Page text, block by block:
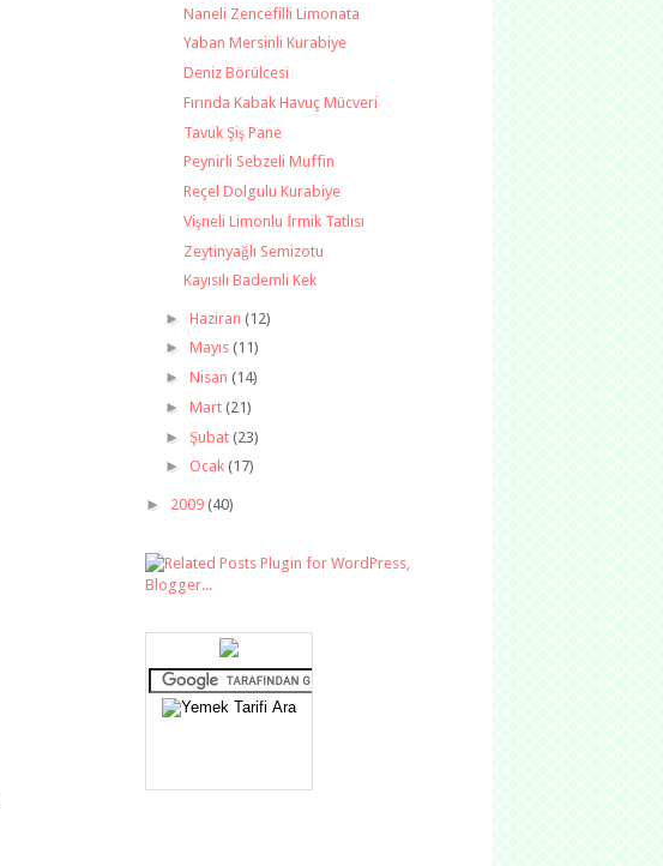
Naneli Zencefilli Limonata
Yaban Mersinli Kurabiye
Deniz Börülcesi
Fırında Kabak Havuç Mücveri
Tavuk Şiş Pane
Peynirli Sebzeli Muffin
Reçel Dolgulu Kurabiye
Vişneli Limonlu İrmik Tatlısı
Zeytinyağlı Semizotu
Kayısılı Bademli Kek
► Haziran (12)
► Mayıs (11)
► Nisan (14)
► Mart (21)
► Şubat (23)
► Ocak (17)
► 2009 (40)